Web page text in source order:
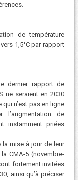
de température
1,5°C par rapport
dernier rapport de
ne seraient en 2030
n’est pas en ligne
l’augmentation de
instamment priées
la mise à jour de leur
CMA-5 (novembre-
fortement invitées
ainsi qu’à préciser